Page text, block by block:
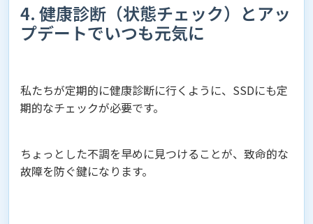
4. 健康診断（状態チェック）とアッ
プデートでいつも元気に
私たちが定期的に健康診断に行くように、SSDにも定
期的なチェックが必要です。
ちょっとした不調を早めに見つけることが、致命的な
故障を防ぐ鍵になります。